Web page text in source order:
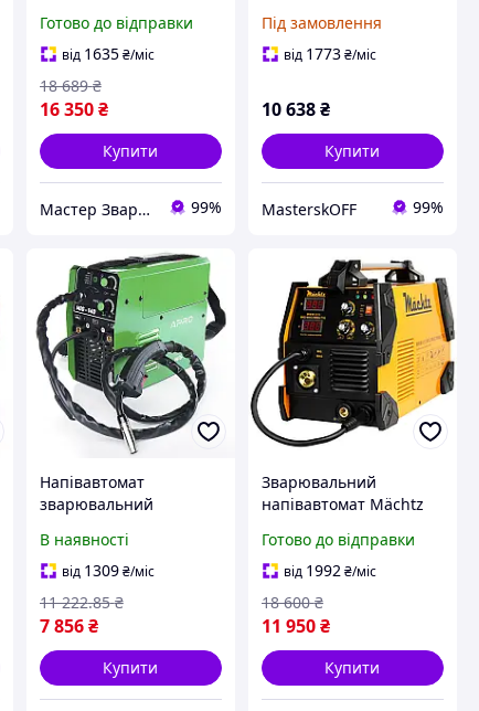
комплект витратних
запчастин Welding
Dragon
Готово до відправки
від 1635 ₴/міс
16 350 ₴
18 689 ₴
Купити
Мастер Зварювання 99%
MIG-200, 20-200А,
ел.5мм, пр.0.8-1мм 5кг
Під замовлення
від 1773₴/міс
10 638₴
Купити
MasterskOFF 99%
Напівавтомат
зварювальний
140 + набір кабелів
8888
В наявності
від 1309 ₴/міс
7 856 ₴
11 222.85 ₴
Купити
Зварювальний
напівавтомат Mächtz
MIG/MAG/MMA/TIG,
напівавтомат 200A
Готово до відправки
від 1992 ₴/міс
11 950₴
18 600 ₴
Купити